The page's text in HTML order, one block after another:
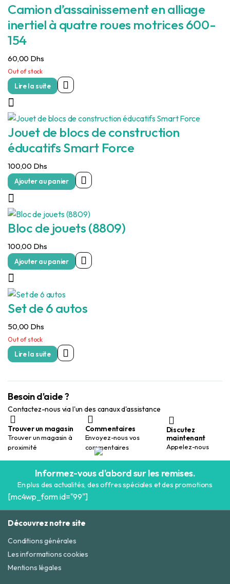
Camion d’assainissement en alliage
inertiel à quatre roues motrices 600-
154
60,00 Dhs
Out of stock
Lire la suite
Jouet de blocs de construction
éducatifs Smart Force
100,00 Dhs
Ajouter au panier
Bloc de jouets (8809)
100,00 Dhs
Ajouter au panier
Set de 6 autos
50,00 Dhs
Out of stock
Lire la suite
Besoin d'aide ?
Contactez-nous via l'un des canaux d'assistance
Trouver un magasin
Trouver un magasin à
proximité
Commentaires
Envoyez-nous vos
commentaires
Discutez
maintenant
Appelez-nous
Informez-vous d'abord sur les remises.
En plus des actualités, des offres spéciales et des promotions
[mc4wp_form id="99"]
Découvrez notre site
Conditions générales
Les informations cookies
Mentions légales